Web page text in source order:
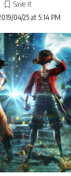
04/25 at 5:14 PM